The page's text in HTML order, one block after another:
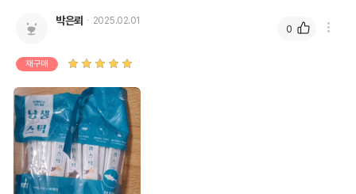
박은뢰 2025.02.01
재구매
0